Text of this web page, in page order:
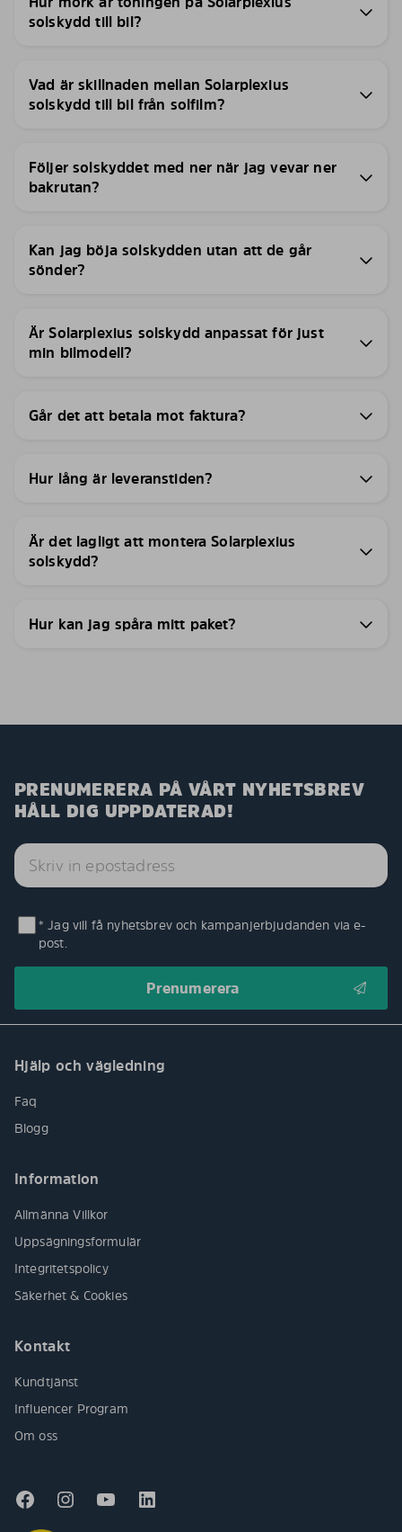
solskydd till bil?
Vad är skillnaden mellan Solarplexius
solskydd till bil från solfilm?
Följer solskyddet med ner när jag vevar ner
bakrutan?
Kan jag böja solskydden utan att de går
sönder?
Är Solarplexius solskydd anpassat för just
min bilmodell?
Går det att betala mot faktura?
Hur lång är leveranstiden?
Är det lagligt att montera Solarplexius
solskydd?
Hur kan jag spåra mitt paket?
PRENUMERERA PÅ VÅRT NYHETSBREV
HÅLL DIG UPPDATERAD!
* Jag vill få nyhetsbrev och kampanjerbjudanden via e-
post.
Hjälp och vägledning
Faq
Blogg
Information
Allmänna Villkor
Uppsägningsformulär
Integritetspolicy
Säkerhet & Cookies
Kontakt
Kundtjänst
Influencer Program
Om oss